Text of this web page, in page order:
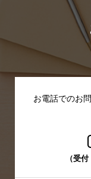
お電話でのお
（受